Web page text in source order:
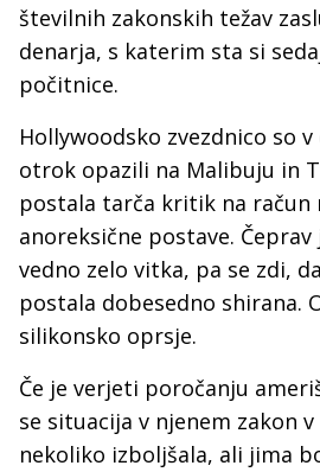
številnih zakonskih težav
denarja, s katerim sta si
počitnice.
Hollywoodsko zvezdnico so
otrok opazili na Malibuju in
postala tarča kritik na račun
anoreksične postave.
vedno zelo vitka, pa se zdi,
postala dobesedno shirana.
silikonsko oprsje.
Če je verjeti poročanju
se situacija v njenem zakon v
nekoliko izboljšala, ali jima